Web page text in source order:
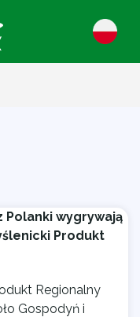
Polanki wygrywają
Produkt
Regionalny
Gospodyń i